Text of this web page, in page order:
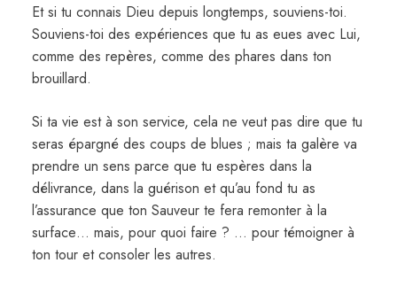
Et si tu connais Dieu depuis longtemps, souviens-toi.
Souviens-toi des expériences que tu as eues avec Lui,
comme des repères, comme des phares dans ton
brouillard.
Si ta vie est à son service, cela ne veut pas dire que tu
seras épargné des coups de blues ; mais ta galère va
prendre un sens parce que tu espères dans la
délivrance, dans la guérison et qu’au fond tu as
l’assurance que ton Sauveur te fera remonter à la
surface… mais, pour quoi faire ? … pour témoigner à
ton tour et consoler les autres.